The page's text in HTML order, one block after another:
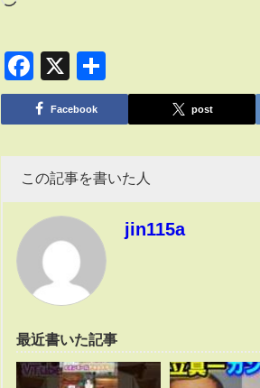
Facebook
X
有
Facebook post
この記事を書いた人
jin115a
最近書いた記事